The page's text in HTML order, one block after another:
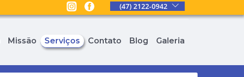
(47) 2122-0942
Missão Serviços Contato Blog Galeria